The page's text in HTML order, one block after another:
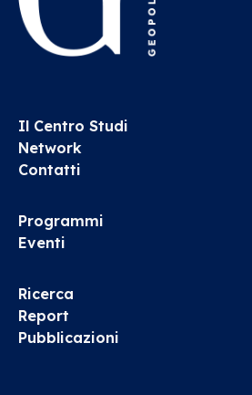
Il Centro Studi
Network
Contatti
Programmi
Eventi
Ricerca
Report
Pubblicazioni